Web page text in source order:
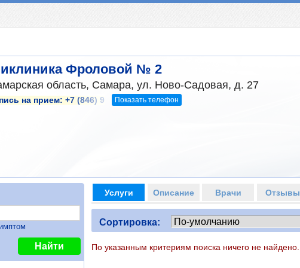
Фроловой № 2
область, Самара, ул. Ново-Садовая, д. 27
на прием: +7 (846) 9 Показать телефон
Найти
Услуги Описание Врачи Отзывы
Сортировка:
По указанным критериям поиска ничего не найдено.